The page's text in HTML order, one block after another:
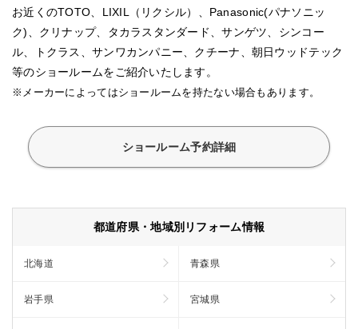
お近くのTOTO、LIXIL（リクシル）、Panasonic(パナソニッ
ク)、クリナップ、タカラスタンダード、サンゲツ、シンコー
ル、トクラス、サンワカンパニー、クチーナ、朝日ウッドテック
等のショールームをご紹介いたします。
※メーカーによってはショールームを持たない場合もあります。
ショールーム予約詳細
都道府県・地域別リフォーム情報
北海道 青森県
岩手県 宮城県